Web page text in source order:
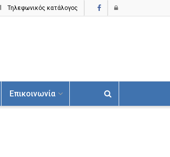
Τηλεφωνικός κατάλογος
Επικοινωνία